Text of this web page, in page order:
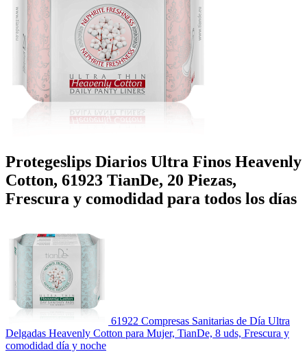
Protegeslips Diarios Ultra Finos Heavenly
Cotton, 61923 TianDe, 20 Piezas,
Frescura y comodidad para todos los días
61922 Compresas Sanitarias de Día Ultra
Delgadas Heavenly Cotton para Mujer, TianDe, 8 uds, Frescura y
comodidad día y noche